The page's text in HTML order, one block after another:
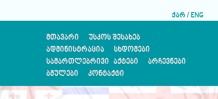
ქარ /ENG
ᲛᲗᲐᲕᲐᲠᲘ
ᲣᲡᲙᲝᲡ ᲨᲔᲡᲐᲮᲔᲑ
ᲐᲓᲛᲘᲜᲘᲡᲢᲠᲐᲪᲘᲐ
ᲡᲮᲓᲝᲛᲔᲑᲘ
ᲡᲐᲛᲐᲠᲗᲚᲔᲑᲠᲘᲕᲘ ᲐᲥᲢᲔᲑᲘ
ᲐᲠᲩᲔᲕᲜᲔᲑᲘ
ᲑᲛᲣᲚᲔᲑᲘ
ᲙᲝᲜᲢᲐᲥᲢᲘ